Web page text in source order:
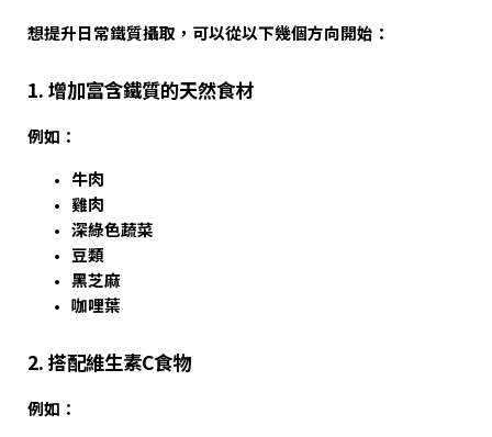
想提升日常鐵質攝取，可以從以下幾個方向開始：
1. 增加富含鐵質的天然食材
例如：
牛肉
雞肉
深綠色蔬菜
豆類
黑芝麻
咖哩葉
2. 搭配維生素C食物
例如：